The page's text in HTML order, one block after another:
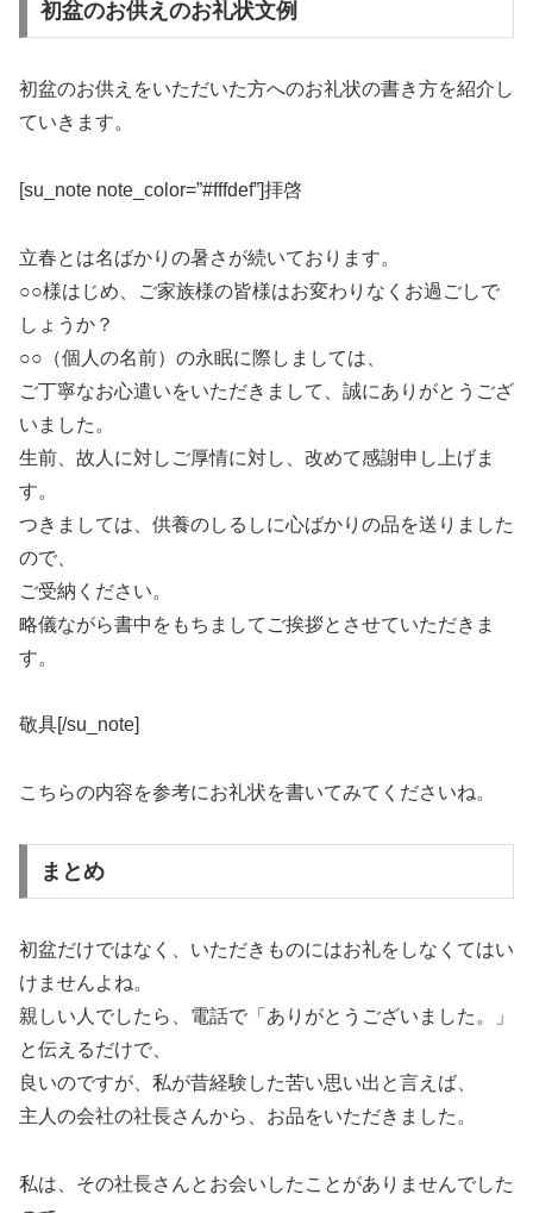
初盆のお供えのお礼状文例
初盆のお供えをいただいた方へのお礼状の書き方を紹介し
ていきます。
[su_note note_color=”#fffdef”]拝啓
立春とは名ばかりの暑さが続いております。
○○様はじめ、ご家族様の皆様はお変わりなくお過ごしで
しょうか？
○○（個人の名前）の永眠に際しましては、
ご丁寧なお心遣いをいただきまして、誠にありがとうござ
いました。
生前、故人に対しご厚情に対し、改めて感謝申し上げま
す。
つきましては、供養のしるしに心ばかりの品を送りました
ので、
ご受納ください。
略儀ながら書中をもちましてご挨拶とさせていただきま
す。
敬具[/su_note]
こちらの内容を参考にお礼状を書いてみてくださいね。
まとめ
初盆だけではなく、いただきものにはお礼をしなくてはい
けませんよね。
親しい人でしたら、電話で「ありがとうございました。」
と伝えるだけで、
良いのですが、私が昔経験した苦い思い出と言えば、
主人の会社の社長さんから、お品をいただきました。
私は、その社長さんとお会いしたことがありませんでした